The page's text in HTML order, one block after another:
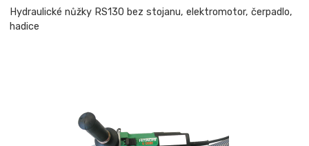
Hydraulické nůžky RS130 bez stojanu, elektromotor, čerpadlo,
hadice